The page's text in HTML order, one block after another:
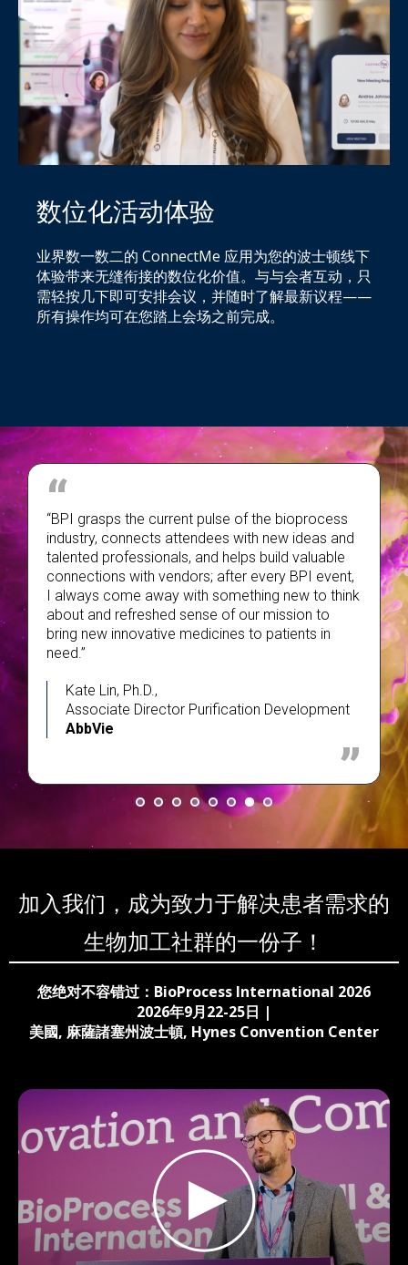
数位化活动体验
业界数一数二的 ConnectMe 应用为您的波士顿线下
体验带来无缝衔接的数位化价值。与与会者互动，只
需轻按几下即可安排会议，并随时了解最新议程——
所有操作均可在您踏上会场之前完成。
Flora Zhang
Marketing Manager
I’ve been to many industry conferences over the
years, but BPI Boston is the best. It covers great
topics, attracts top professionals, and offers
excellent networking opportunities. Highly
recommended!
加入我们，成为致力于解决患者需求的
生物加工社群的一份子！
您绝对不容错过：BioProcess International 2026
2026年9月22-25日 |
美國, 麻薩諸塞州波士頓, Hynes Convention Center